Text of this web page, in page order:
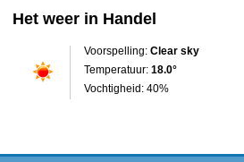
Het weer in Handel
Voorspelling: Clear sky
Temperatuur: 18.0°
Vochtigheid: 40%